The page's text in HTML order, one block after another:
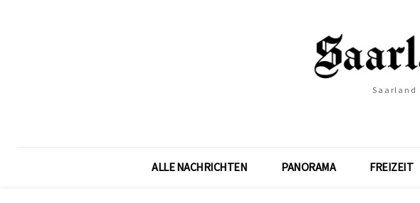
Saarland
ALLE NACHRICHTEN PANORAMA FREIZEIT